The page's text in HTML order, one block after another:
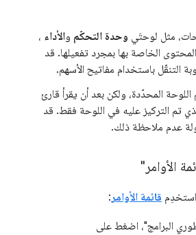
مثل لوحتَي وحدة التحكّم والأداء ،
الخاصة بها بمجرد تفعيلها. قد
التنقّل باستخدام مفاتيح الأسهم.
المحدّدة، ولكن بعد أن يقرأ قارئ
تم التركيز عليه في اللوحة فقط. قد
عدم ملاحظة ذلك.
الأوامر"
استخدِم قائمة الأوامر :
البرامج"، اضغط على